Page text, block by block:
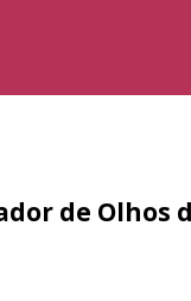
de Olhos